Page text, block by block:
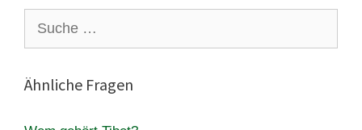
nach:
Ähnliche Fragen